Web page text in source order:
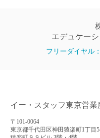
エデュケー
フリーダイヤル：
イー・スタッフ東京営業
〒101-0064
東京都千代田区神田猿楽町1丁目